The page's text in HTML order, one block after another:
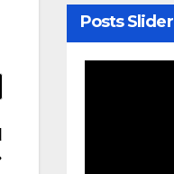
Posts Slider